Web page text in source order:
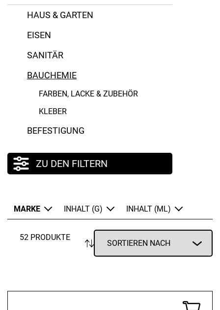
HAUS & GARTEN
EISEN
SANITÄR
BAUCHEMIE
FARBEN, LACKE & ZUBEHÖR
KLEBER
BEFESTIGUNG
ZU DEN FILTERN
MARKE
Bertrams
Loctite
Salinen
Sikkens
TEC7
INHALT (G) INHALT (ML)
52 PRODUKTE